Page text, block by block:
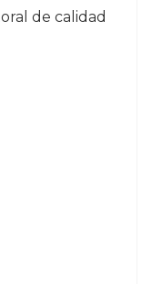
de calidad